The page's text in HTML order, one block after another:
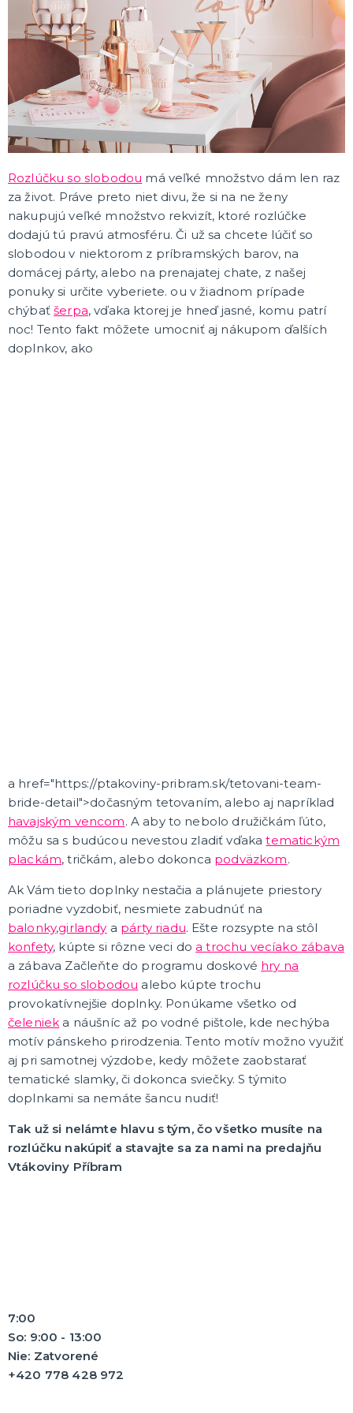
KARNEVALOVÉ DOPLNKY
Korzety
Doplnky podľa udalosti
Doplnky podľa témy
Parochne
Kontaktné šošovky a riasy
Make-up
Masky a škrabošky na tvár
Pančuchy
Korunky a čelenky
Klobúky
Krídla
Párty okuliare
Boa
Rukavice
Motýliky, kravaty, traky
Putá
Paličky a žezlá
Plášte
Šperky
Šatky
Sady doplnkov ku kostýmom
Sukienky
Nosy, fúzy a fúzy
Zbrane, brnenia a helmy
Erotické doplnky
Ostatné karnevalové doplnky
ĎALŠIE KATEGÓRIE
BALÓNIKY A HÉLIUM
Licencované balóniky z rozprávok a filmov
Hélium do balónikov
ĎALŠIE KATEGÓRIE
DEKORÁCIA, VÝZDOBA A STOLOVANIE
Stolovanie a dekorácia
EKO produkty
Drevené produkty
Ostatné dekorácie
ĎALŠIE KATEGÓRIE
PÁRTY DOPLNKY
Konfety a serpentíny
Rozlúčku so slobodou má veľké množstvo dám len raz
za život. Práve preto niet divu, že si na ne ženy
nakupujú veľké množstvo rekvizít, ktoré rozlúčke
dodajú tú pravú atmosféru. Či už sa chcete lúčiť so
slobodou v niektorom z príbramských barov, na
domácej párty, alebo na prenajatej chate, z našej
ponuky si určite vyberiete. ou v žiadnom prípade
chýbaťšerpa, vďaka ktorej je hneď jasné, komu patrí
noc! Tento fakt môžete umocniť aj nákupom ďalších
doplnkov, ako
a href="https://ptakoviny-pribram.sk/tetovani-team-
bride-detail">dočasným tetovaním, alebo aj napríklad
havajským vencom. A aby to nebolo družičkám ľúto,
môžu sa s budúcou nevestou zladiť vďakatematickým
plackám, tričkám, alebo dokonca podväzkom.
Ak Vám tieto doplnky nestačia a plánujete priestory
poriadne vyzdobiť, nesmiete zabudnúť na
balonky,girlandy a párty riadu. Ešte rozsypte na stôl
konfety, kúpte si rôzne veci doa trochu vecíako zábava
a zábava Začleňte do programu doskové hry na
rozlúčku so slobodou alebo kúpte trochu
provokatívnejšie doplnky. Ponúkame všetko od
čeleniek a náušníc až po vodné pištole, kde nechýba
motív pánskeho prirodzenia. Tento motív možno využiť
aj pri samotnej výzdobe, kedy môžete zaobstarať
tematické slamky, či dokonca sviečky. S týmito
doplnkami sa nemáte šancu nudiť!
Tak už si nelámte hlavu s tým, čo všetko musíte na
rozlúčku nakúpiť a stavajte sa za nami na predajňu
Vtákoviny Příbram
7:00
So: 9:00 - 13:00
Nie: Zatvorené
+420 778 428 972